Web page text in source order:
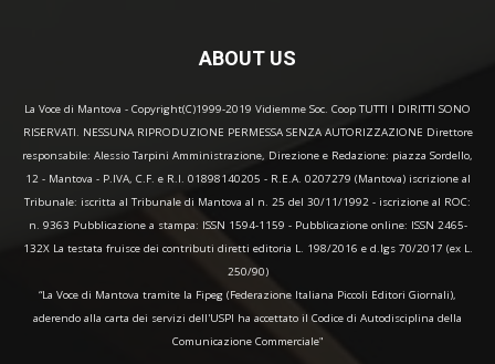
ABOUT US
La Voce di Mantova - Copyright(C)1999-2019 Vidiemme Soc. Coop TUTTI I DIRITTI SONO
RISERVATI. NESSUNA RIPRODUZIONE PERMESSA SENZA AUTORIZZAZIONE Direttore
responsabile: Alessio Tarpini Amministrazione, Direzione e Redazione: piazza Sordello,
12 - Mantova - P.IVA, C.F. e R.I. 01898140205 - R.E.A. 0207279 (Mantova) iscrizione al
Tribunale: iscritta al Tribunale di Mantova al n. 25 del 30/11/1992 - iscrizione al ROC:
n. 9363 Pubblicazione a stampa: ISSN 1594-1159 - Pubblicazione online: ISSN 2465-
132X La testata fruisce dei contributi diretti editoria L. 198/2016 e d.lgs 70/2017 (ex L.
250/90)
“La Voce di Mantova tramite la Fipeg (Federazione Italiana Piccoli Editori Giornali),
aderendo alla carta dei servizi dell'USPI ha accettato il Codice di Autodisciplina della
Comunicazione Commerciale"